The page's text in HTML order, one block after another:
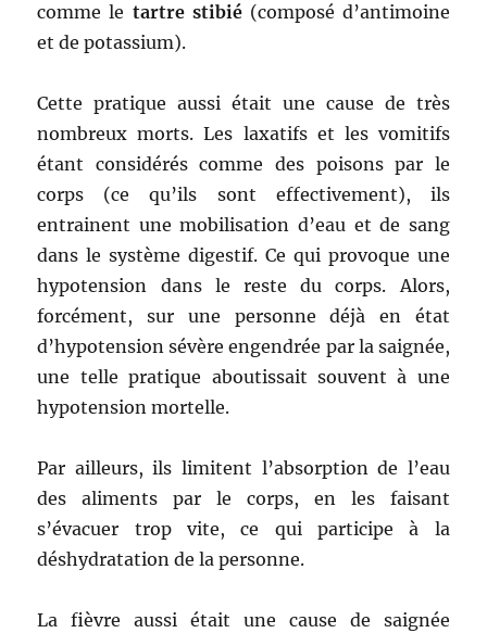
comme le tartre stibié(composé d’antimoine
et de potassium).
Cette pratique aussi était une cause de très
nombreux morts. Les laxatifs et les vomitifs
étant considérés comme des poisons par le
corps (ce qu’ils sont effectivement), ils
entrainent une mobilisation d’eau et de sang
dans le système digestif. Ce qui provoque une
hypotension dans le reste du corps. Alors,
forcément, sur une personne déjà en état
d’hypotension sévère engendrée par la saignée,
une telle pratique aboutissait souvent à une
hypotension mortelle.
Par ailleurs, ils limitent l’absorption de l’eau
des aliments par le corps, en les faisant
s’évacuer trop vite, ce qui participe à la
déshydratation de la personne.
La fièvre aussi était une cause de saignée